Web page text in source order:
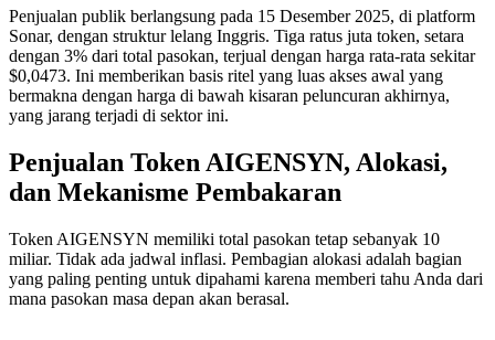
Penjualan publik berlangsung pada 15 Desember 2025, di platform
Sonar, dengan struktur lelang Inggris. Tiga ratus juta token, setara
dengan 3% dari total pasokan, terjual dengan harga rata-rata sekitar
$0,0473. Ini memberikan basis ritel yang luas akses awal yang
bermakna dengan harga di bawah kisaran peluncuran akhirnya,
yang jarang terjadi di sektor ini.
Penjualan Token AIGENSYN, Alokasi,
dan Mekanisme Pembakaran
Token AIGENSYN memiliki total pasokan tetap sebanyak 10
miliar. Tidak ada jadwal inflasi. Pembagian alokasi adalah bagian
yang paling penting untuk dipahami karena memberi tahu Anda dari
mana pasokan masa depan akan berasal.